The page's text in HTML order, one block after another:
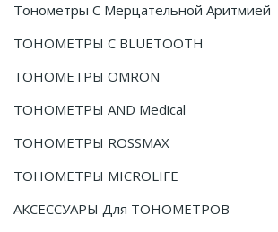
Тонометры С Мерцательной Аритмией
ТОНОМЕТРЫ С BLUETOOTH
ТОНОМЕТРЫ OMRON
ТОНОМЕТРЫ AND Medical
ТОНОМЕТРЫ ROSSMAX
ТОНОМЕТРЫ MICROLIFE
АКСЕССУАРЫ Для ТОНОМЕТРОВ